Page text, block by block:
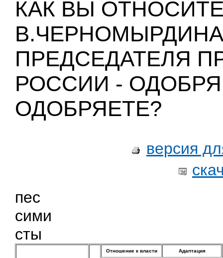
КАК ВЫ
ПРЕДСЕДАТЕЛЯ
РОССИИ -
ОДОБРЯЕТЕ?
версия
пес
сими
сты
Отношение к власти Адаптация